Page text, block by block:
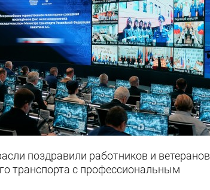
поздравили работников и ветеранов
транспорта с профессиональным